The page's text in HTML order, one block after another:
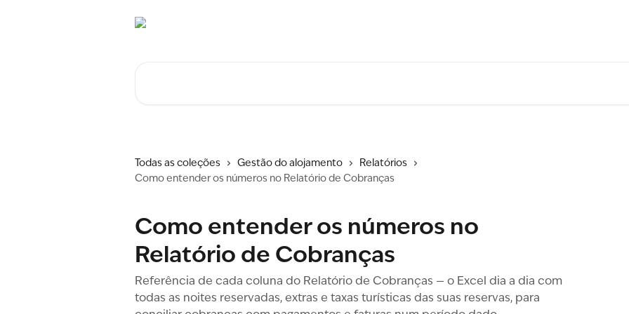
Todas as coleções Gestão do alojamento
Relatórios
Como entender os números no Relatório de Cobranças
Como entender os números no
Relatório de Cobranças
Referência de cada coluna do Relatório de Cobranças — o Excel dia a dia com
todas as noites reservadas, extras e taxas turísticas das suas reservas, para